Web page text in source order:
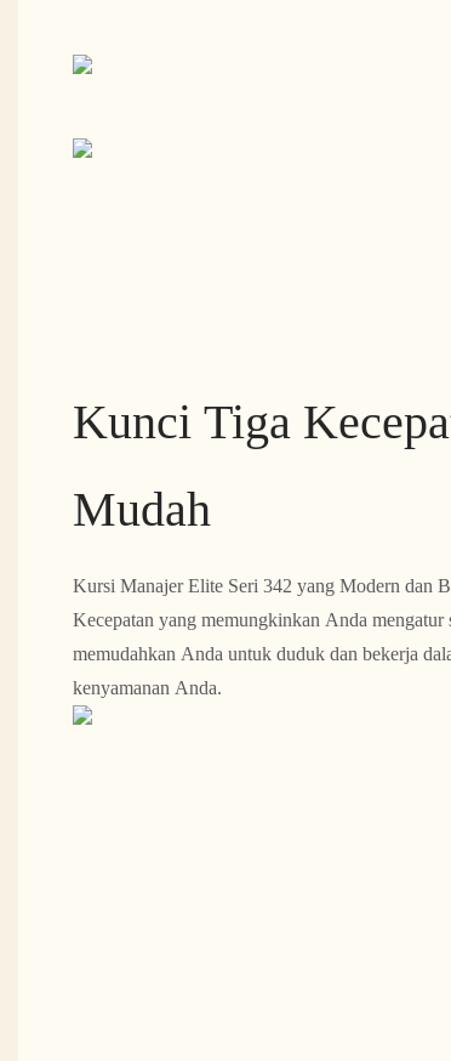
Kunci Tiga
Mudah
Kursi Manajer Elite Seri 342 yang Modern dan
Kecepatan yang memungkinkan Anda
memudahkan Anda untuk duduk dan bekerja
kenyamanan Anda.